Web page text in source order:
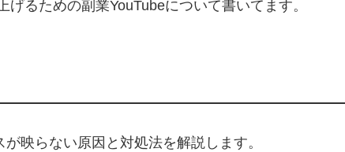
げるための副業YouTubeについて書いてます。
映らない原因と対処法を解説します。